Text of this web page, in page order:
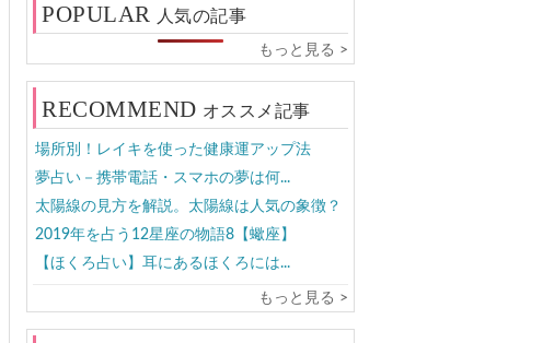
POPULAR 人気の記事
もっと見る >
RECOMMEND オススメ記事
場所別！レイキを使った健康運アップ法
夢占い－携帯電話・スマホの夢は何...
太陽線の見方を解説。太陽線は人気の象徴？
2019年を占う12星座の物語8【蠍座】
【ほくろ占い】耳にあるほくろには...
もっと見る >